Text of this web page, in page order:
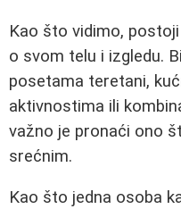
Kao što vidimo,
o svom telu i izgledu.
posetama teretani,
aktivnostima ili
važno je pronaći ono
srećnim.
Kao što jedna osoba